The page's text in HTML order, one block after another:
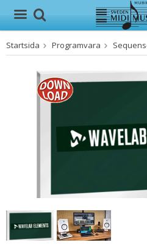
Produkten har blivit
Startsida Programvara